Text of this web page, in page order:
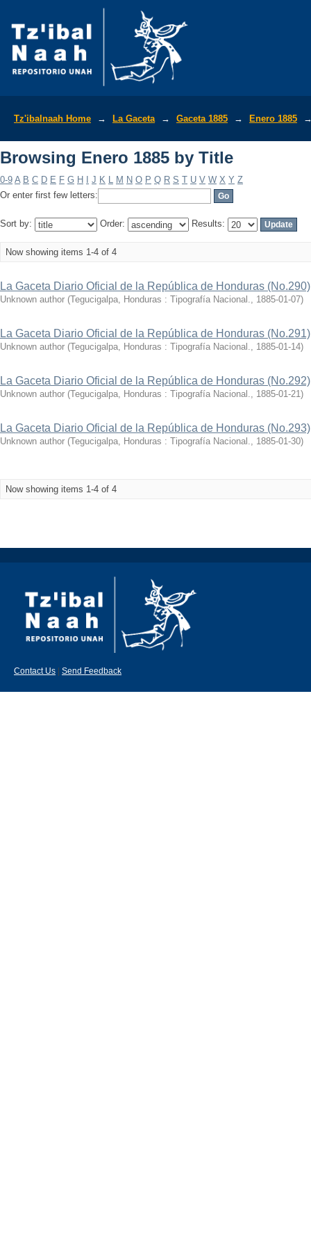
Tz'ibalnaah Home → La Gaceta → Gaceta 1885 → Enero 1885
Browsing Enero 1885 by Title
0-9 A B C D E F G H J K L M N O P Q R S T U V W X Y Z
Or enter first few letters:
Sort by: Order: Results:
Now showing items 1-4 of 4
La Gaceta Diario Oficial de la República de Honduras (No.290)
Unknown author (Tegucigalpa, Honduras : Tipografía Nacional., 1885-01-07)
La Gaceta Diario Oficial de la República de Honduras (No.291)
Unknown author (Tegucigalpa, Honduras : Tipografía Nacional., 1885-01-14)
La Gaceta Diario Oficial de la República de Honduras (No.292)
Unknown author (Tegucigalpa, Honduras : Tipografía Nacional., 1885-01-21)
La Gaceta Diario Oficial de la República de Honduras (No.293)
Unknown author (Tegucigalpa, Honduras : Tipografía Nacional., 1885-01-30)
Now showing items 1-4 of 4
Contact Us Send Feedback